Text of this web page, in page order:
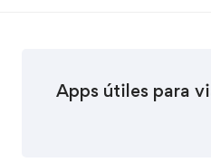
Apps útiles para